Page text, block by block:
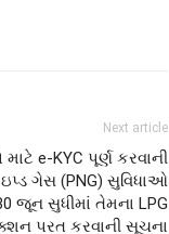
Next article
માટે e-KYC પૂર્ણ કરવાની
ગેસ (PNG) સુવિધાઓ
જૂન સુધીમાં તેમના LPG
પરત કરવાની સૂચના